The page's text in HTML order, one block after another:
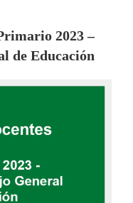
2023 –
de Educación